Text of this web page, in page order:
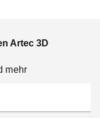
Artec 3D
mehr